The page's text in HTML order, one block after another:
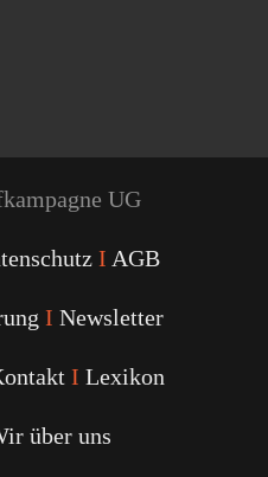
UG
I AGB
I Newsletter
I Lexikon
über uns